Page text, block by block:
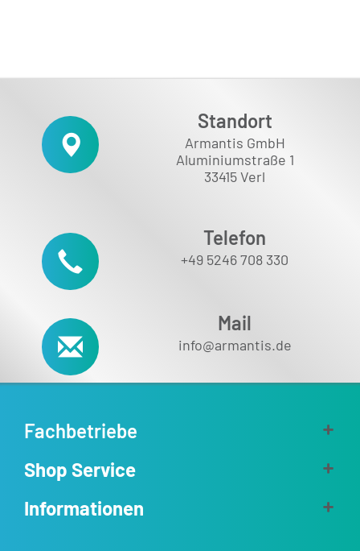
Standort
Armantis GmbH
Aluminiumstraße 1
33415 Verl
Telefon
+49 5246 708 330
Mail
info@armantis.de
Fachbetriebe
Shop Service
Informationen